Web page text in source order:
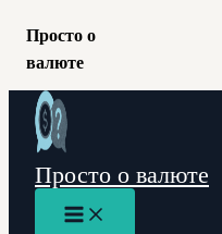
Просто о
валюте
Перейти
содержимому
Просто о валюте
Main
Menu